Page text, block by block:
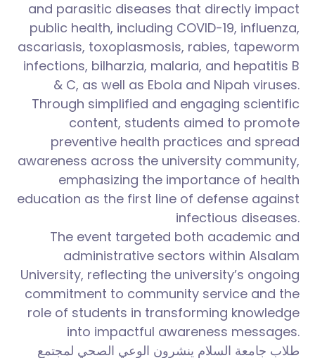
and parasitic diseases that directly impact
public health, including COVID-19, influenza,
ascariasis, toxoplasmosis, rabies, tapeworm
infections, bilharzia, malaria, and hepatitis B
& C, as well as Ebola and Nipah viruses.
Through simplified and engaging scientific
content, students aimed to promote
preventive health practices and spread
awareness across the university community,
emphasizing the importance of health
education as the first line of defense against
infectious diseases.
The event targeted both academic and
administrative sectors within Alsalam
University, reflecting the university’s ongoing
commitment to community service and the
role of students in transforming knowledge
into impactful awareness messages.
طلاب جامعة السلام ينشرون الوعي الصحي لمجتمع